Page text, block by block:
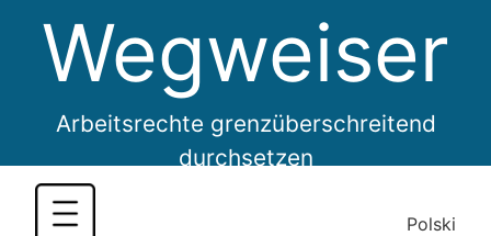
Wegweiser
Arbeitsrechte grenzüberschreitend
durchsetzen
Polski